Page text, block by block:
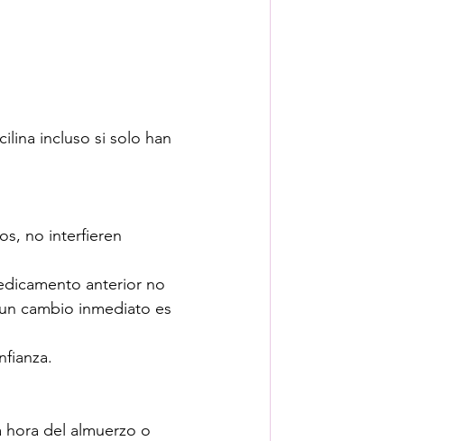
incluso si solo han
no interfieren
anterior no
cambio inmediato es
hora del almuerzo o